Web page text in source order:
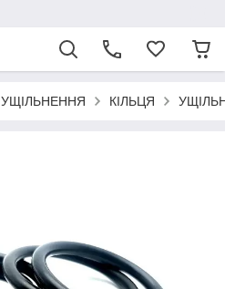
УЩІЛЬНЕННЯ КІЛЬЦЯ